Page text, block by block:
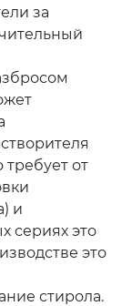
за
от
и
сериях это
это
стирола.